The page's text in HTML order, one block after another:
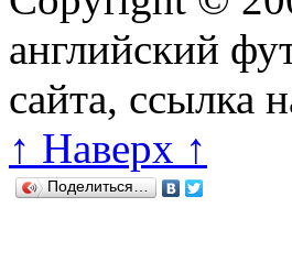
английский
сайта, ссылка
↑ Наверх ↑
Поделиться…